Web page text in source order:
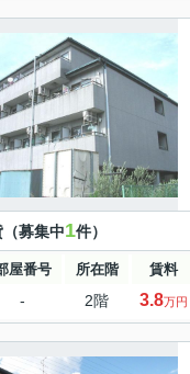
募集中1件）
屋番号 所在階 賃料
- 2階 3.8万円